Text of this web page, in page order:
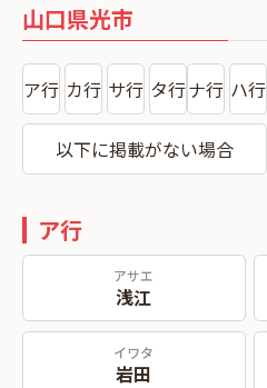
山口県光市
ア行 カ行 サ行 タ行ナ行 ハ行
以下に掲載がない場合
ア行
アサエ
浅江
イワタ
岩田